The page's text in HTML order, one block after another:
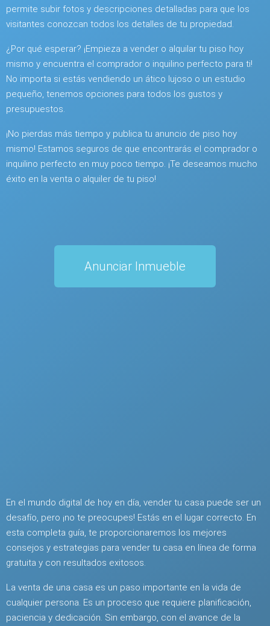
permite subir fotos y descripciones detalladas para que los
visitantes conozcan todos los detalles de tu propiedad.
¿Por qué esperar? ¡Empieza a vender o alquilar tu piso hoy
mismo y encuentra el comprador o inquilino perfecto para ti!
No importa si estás vendiendo un ático lujoso o un estudio
pequeño, tenemos opciones para todos los gustos y
presupuestos.
¡No pierdas más tiempo y publica tu anuncio de piso hoy
mismo! Estamos seguros de que encontrarás el comprador o
inquilino perfecto en muy poco tiempo. ¡Te deseamos mucho
éxito en la venta o alquiler de tu piso!
Anunciar Inmueble
En el mundo digital de hoy en día, vender tu casa puede ser un
desafío, pero ¡no te preocupes! Estás en el lugar correcto. En
esta completa guía, te proporcionaremos los mejores
consejos y estrategias para vender tu casa en línea de forma
gratuita y con resultados exitosos.
La venta de una casa es un paso importante en la vida de
cualquier persona. Es un proceso que requiere planificación,
paciencia y dedicación. Sin embargo, con el avance de la